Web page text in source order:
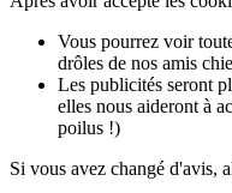
Vous pourrez voir
drôles de nos amis
Les publicités seront
elles nous aideront à
poilus !)
Si vous avez changé d'avis,